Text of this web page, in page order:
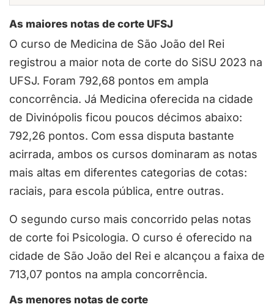
As maiores notas de corte UFSJ
O curso de Medicina de São João del Rei
registrou a maior nota de corte do SiSU 2023 na
UFSJ. Foram 792,68 pontos em ampla
concorrência. Já Medicina oferecida na cidade
de Divinópolis ficou poucos décimos abaixo:
792,26 pontos. Com essa disputa bastante
acirrada, ambos os cursos dominaram as notas
mais altas em diferentes categorias de cotas:
raciais, para escola pública, entre outras.
O segundo curso mais concorrido pelas notas
de corte foi Psicologia. O curso é oferecido na
cidade de São João del Rei e alcançou a faixa de
713,07 pontos na ampla concorrência.
As menores notas de corte